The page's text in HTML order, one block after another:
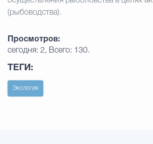
(рыбоводства).
Просмотров:
сегодня: 2, Всего: 130.
ТЕГИ:
Экология